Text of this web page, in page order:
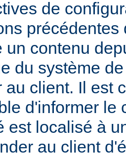
de
précédentes
un contenu
du système
au client. Il est
d'informer le
est localisé à
au client